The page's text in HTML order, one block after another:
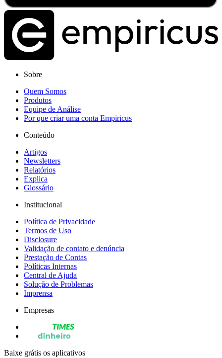
Sobre
Quem Somos
Produtos
Equipe de Análise
Por que criar uma conta Empiricus
Conteúdo
Artigos
Newsletters
Relatórios
Explica
Glossário
Institucional
Política de Privacidade
Termos de Uso
Disclosure
Validação de contato e denúncia
Prestação de Contas
Políticas Internas
Central de Ajuda
Solução de Problemas
Imprensa
Empresas
Baixe grátis os aplicativos